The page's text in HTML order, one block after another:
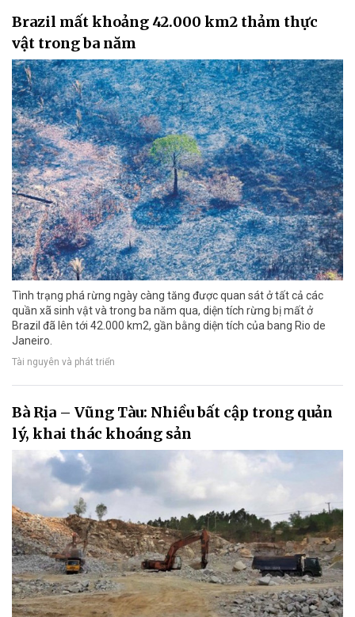
Brazil mất khoảng 42.000 km2 thảm thực
vật trong ba năm
Tình trạng phá rừng ngày càng tăng được quan sát ở tất cả các
quần xã sinh vật và trong ba năm qua, diện tích rừng bị mất ở
Brazil đã lên tới 42.000 km2, gần bằng diện tích của bang Rio de
Janeiro.
Tài nguyên và phát triển
Bà Rịa – Vũng Tàu: Nhiều bất cập trong quản
lý, khai thác khoáng sản